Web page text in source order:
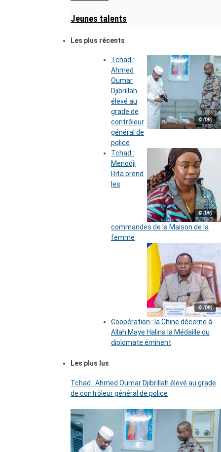
Jeunes talents
Les plus récents
© (DR)
Tchad :
Ahmed
Oumar
Djibrillah
élevé au
grade de
contrôleur
général de
police
© (DR)
Tchad :
Menodji
Rita prend
les
commandes de la Maison de la
femme
© (DR)
Coopération : la Chine décerne à
Allah Maye Halina la Médaille du
diplomate éminent
Les plus lus
Tchad : Ahmed Oumar Djibrillah élevé au grade
de contrôleur général de police